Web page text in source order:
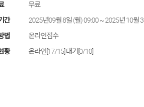
무료
간
2025년09월 8일 (월) 09:00 ~ 2025년 10월
법
온라인접수
황
온라인[17/15] 대기[0/10]